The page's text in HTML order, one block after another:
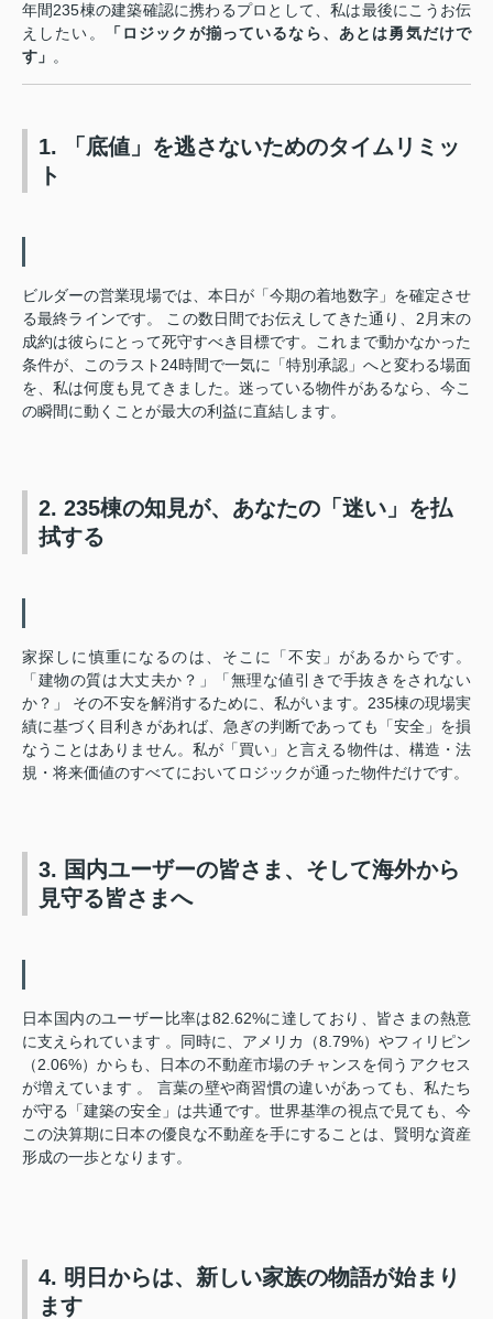
年間235棟の建築確認に携わるプロとして、私は最後にこうお伝
えしたい。
「ロジックが揃っているなら、あとは勇気だけで
す」 。
1. 「底値」を逃さないためのタイムリミッ
ト
ビルダーの営業現場では、本日が「今期の着地数字」を確定させ
る最終ラインです。 この数日間でお伝えしてきた通り、2月末の
成約は彼らにとって死守すべき目標です。これまで動かなかった
条件が、このラスト24時間で一気に「特別承認」へと変わる場面
を、私は何度も見てきました。迷っている物件があるなら、今こ
の瞬間に動くことが最大の利益に直結します。
2. 235棟の知見が、あなたの「迷い」を払
拭する
家探しに慎重になるのは、そこに「不安」があるからです。
「建物の質は大丈夫か？」「無理な値引きで手抜きをされない
か？」 その不安を解消するために、私がいます。235棟の現場実
績に基づく目利きがあれば、急ぎの判断であっても「安全」を損
なうことはありません。私が「買い」と言える物件は、構造・法
規・将来価値のすべてにおいてロジックが通った物件だけです。
3. 国内ユーザーの皆さま、そして海外から
見守る皆さまへ
日本国内のユーザー比率は82.62%に達しており、皆さまの熱意
に支えられています 。同時に、アメリカ（8.79%）やフィリピン
（2.06%）からも、日本の不動産市場のチャンスを伺うアクセス
が増えています 。 言葉の壁や商習慣の違いがあっても、私たち
が守る「建築の安全」は共通です。世界基準の視点で見ても、今
この決算期に日本の優良な不動産を手にすることは、賢明な資産
形成の一歩となります。
4. 明日からは、新しい家族の物語が始まり
ます